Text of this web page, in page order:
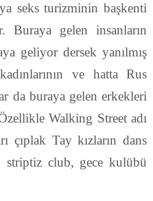
seks turizminin başkenti
Buraya gelen insanların
geliyor dersek yanılmış
ve hatta Rus
da buraya gelen erkekleri
Walking Street adı
çıplak Tay kızların dans
striptiz club, gece kulübü